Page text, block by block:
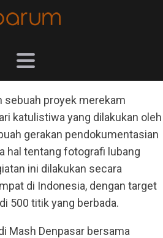
sebuah proyek merekam
katulistiwa yang dilakukan oleh
gerakan pendokumentasian
hal tentang fotografi lubang
ini dilakukan secara
di Indonesia, dengan target
500 titik yang berbada.
Mash Denpasar bersama